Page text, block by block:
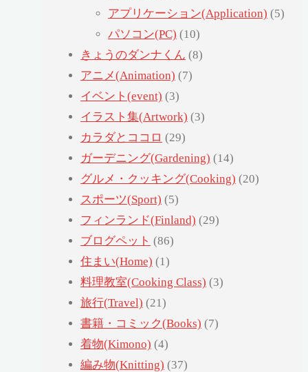
アプリケーション(Application) (5)
パソコン(PC) (10)
きょうのダンナくん (8)
アニメ(Animation) (7)
イベント(event) (3)
イラスト集(Artwork) (3)
カラダとココロ (29)
ガーデニング(Gardening) (14)
グルメ・クッキング(Cooking) (20)
スポーツ(Sport) (5)
フィンランド(Finland) (29)
ブログペット (86)
住まい(Home) (1)
料理教室(Cooking Class) (3)
旅行(Travel) (21)
書籍・コミック(Books) (7)
着物(Kimono) (4)
編み物(Knitting) (37)